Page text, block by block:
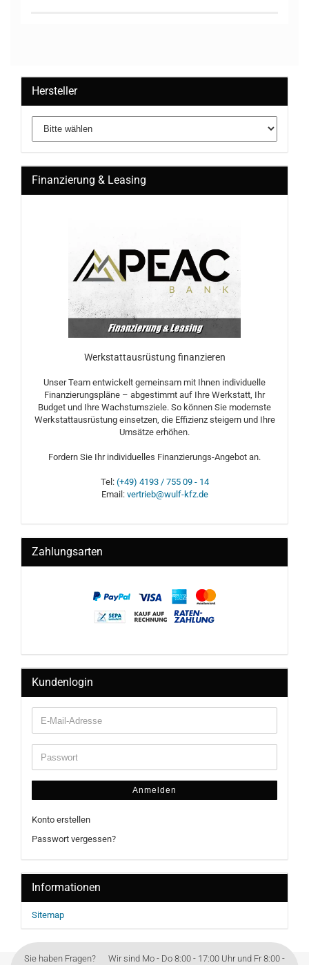
Hersteller
Finanzierung & Leasing
Werkstattausrüstung finanzieren
Unser Team entwickelt gemeinsam mit Ihnen individuelle
Finanzierungspläne – abgestimmt auf Ihre Werkstatt, Ihr
Budget und Ihre Wachstumsziele. So können Sie modernste
Werkstattausrüstung einsetzen, die Effizienz steigern und Ihre
Umsätze erhöhen.
Fordern Sie Ihr individuelles Finanzierungs-Angebot an.
Tel: (+49) 4193 / 755 09 - 14
Email: vertrieb@wulf-kfz.de
Zahlungsarten
Kundenlogin
Anmelden
Konto erstellen
Passwort vergessen?
Informationen
Sitemap
Sie haben Fragen? Wir sind Mo - Do 8:00 - 17:00 Uhr und Fr 8:00 -